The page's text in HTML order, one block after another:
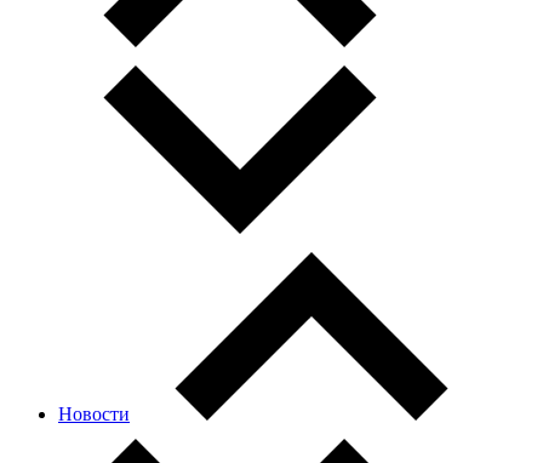
Новости